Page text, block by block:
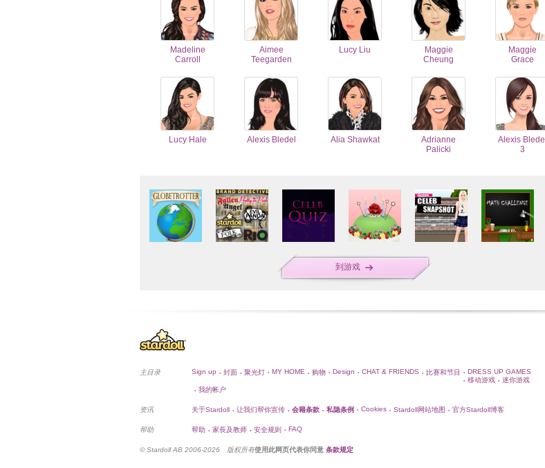
Madeline
Carroll
Aimee
Teegarden
Lucy Liu
Maggie
Cheung
Maggie
Grace
Lucy Hale Alexis Bledel Alia Shawkat
Adrianne
Palicki
Alexis Bledel
3
到游戏
主目录 Sign up • 封面 • 聚光灯 • MY HOME • 购物 • Design • CHAT & FRIENDS • 比赛和节目 • DRESS UP GAMES
• 移动游戏 • 迷你游戏
• 我的帐户
资讯 关于Stardoll • 让我们帮你宣传 • 会籍条款 • 私隐条例 • Cookies • Stardoll网站地图 • 官方Stardoll博客
帮助 帮助 • 家長及教师 • 安全规则 • FAQ
© Stardoll AB 2006-2026 版权所有使用此网页代表你同意 条款规定